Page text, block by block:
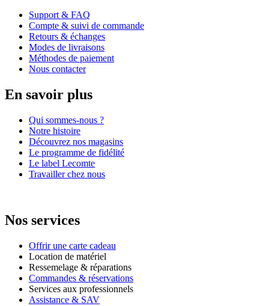
Support & FAQ
Compte & suivi de commande
Retours & échanges
Modes de livraisons
Méthodes de paiement
Nous contacter
En savoir plus
Qui sommes-nous ?
Notre histoire
Découvrez nos magasins
Le programme de fidélité
Le label Lecomte
Travailler chez nous
Nos services
Offrir une carte cadeau
Location de matériel
Ressemelage & réparations
Commandes & réservations
Services aux professionnels
Assistance & SAV